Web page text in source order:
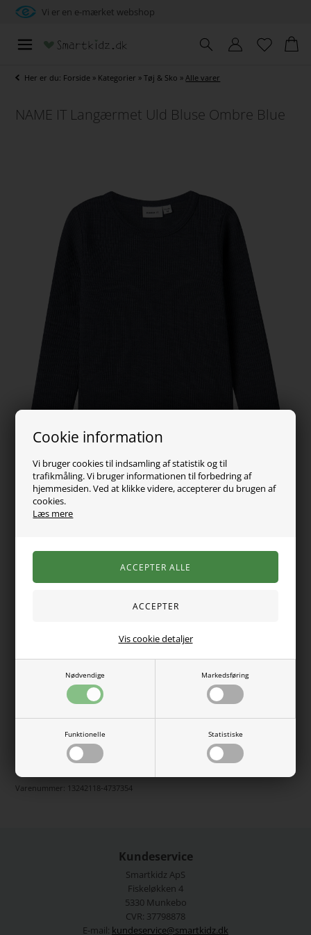
Cookie information
Vi bruger cookies til indsamling af statistik og til
trafikmåling. Vi bruger informationen til forbedring af
hjemmesiden. Ved at klikke videre, accepterer du brugen af
cookies.
Læs mere
Nødvendige Markedsføring
Funktionelle Statistiske
Vis cookie detaljer
Vi er en e-mærket webshop
Her er du: Forside » Kategorier »Tøj & Sko »Alle varer
NAME IT Langærmet Uld Bluse Ombre Blue
199,00DKK
Den blødeste langærmet rib bluse fra Name it i den populære
100% merinould.
Name It
Varenummer: 13242118-4737354
Kundeservice
Smartkidz ApS
Fiskeløkken 4
5330 Munkebo
CVR: 37798878
E-mail: kundeservice@smartkidz.dk